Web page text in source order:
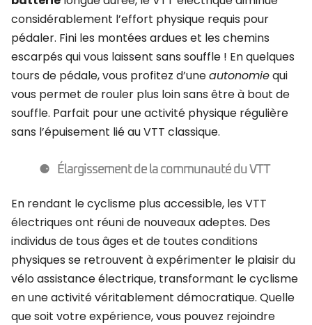
considérablement l’effort physique requis pour
pédaler. Fini les montées ardues et les chemins
escarpés qui vous laissent sans souffle ! En quelques
tours de pédale, vous profitez d’uneautonomiequi
vous permet de rouler plus loin sans être à bout de
souffle. Parfait pour une activité physique régulière
sans l’épuisement lié au VTT classique.
Élargissement de la communauté du VTT
En rendant le cyclisme plus accessible, les VTT
électriques ont réuni de nouveaux adeptes. Des
individus de tous âges et de toutes conditions
physiques se retrouvent à expérimenter le plaisir du
vélo assistance électrique, transformant le cyclisme
en une activité véritablement démocratique. Quelle
que soit votre expérience, vous pouvez rejoindre